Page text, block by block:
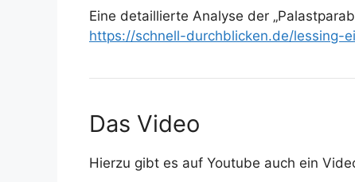
Eine detaillierte Analyse der
https://schnell-durchblicken.de/lessing-
Das Video
Hierzu gibt es auf Youtube auch ein